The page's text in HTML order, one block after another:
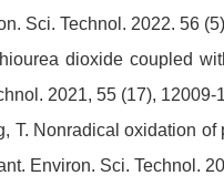
Sci. Technol. 2022. 56
dioxide coupled
2021, 55 (17), 12009-
T. Nonradical oxidation
Environ. Sci. Technol.